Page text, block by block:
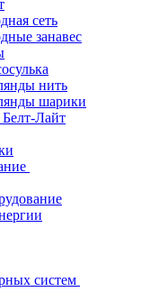
сеть
занавес
нить
шарики
Лайт
систем